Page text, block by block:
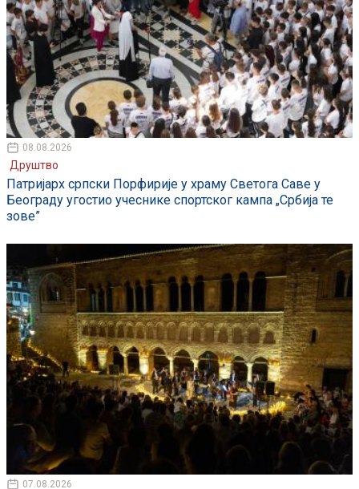
08.08.2026
Друштво
Патријарх српски Порфирије у храму Светога Саве у
Београду угостио учеснике спортског кампа „Србија те
зове”
07.08.2026